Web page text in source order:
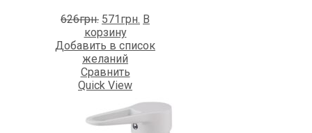
626грн. Первоначальная
цена
составляла
626грн..
571грн. Текущая
571грн..
В
корзину
Добавить в список
желаний
Сравнить
Quick View